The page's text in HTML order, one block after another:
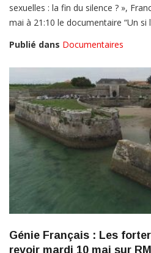
sexuelles : la fin du silence ? »,
mai à 21:10 le documentaire “Un
Publié dans Documentaires
Génie Français : Les
revoir mardi 10 mai sur